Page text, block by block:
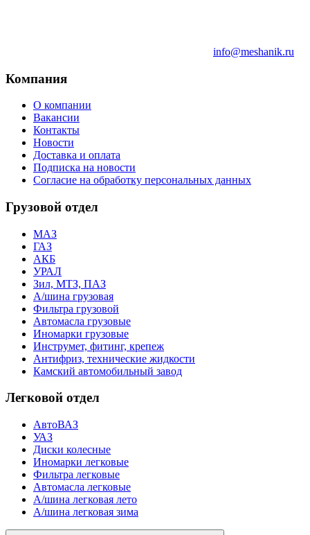
info@meshanik.ru
Компания
О компании
Вакансии
Контакты
Новости
Доставка и оплата
Подписка на новости
Согласие на обработку персональных данных
Грузовой отдел
МАЗ
ГАЗ
АКБ
УРАЛ
Зил, МТЗ, ПАЗ
А/шина грузовая
Фильтра грузовой
Автомасла грузовые
Иномарки грузовые
Инструмет, фитинг, крепеж
Антифриз, технические жидкости
Камский автомобильный завод
Легковой отдел
АвтоВАЗ
УАЗ
Диски колесные
Иномарки легковые
Фильтра легковые
Автомасла легковые
А/шина легковая лето
А/шина легковая зима